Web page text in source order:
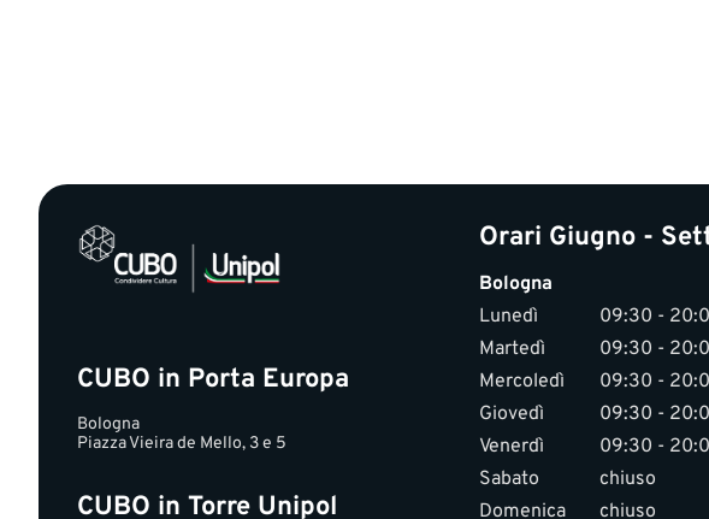
CUBO in Porta Europa
Bologna
Piazza Vieira de Mello, 3 e 5
CUBO in Torre Unipol
Orari Giugno -
Bologna
Lunedì
09:30 -
Martedì
09:30 -
Mercoledì
09:30 -
Giovedì
09:30 -
Venerdì
09:30 -
Sabato
chiuso
Domenica
chiuso